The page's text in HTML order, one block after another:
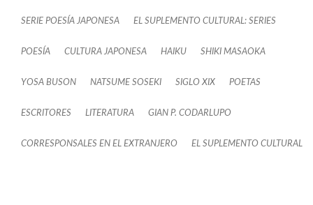
SERIE POESÍA JAPONESA EL SUPLEMENTO CULTURAL: SERIES
POESÍA CULTURA JAPONESA HAIKU SHIKI MASAOKA
YOSA BUSON NATSUME SOSEKI SIGLO XIX POETAS
ESCRITORES LITERATURA GIAN P. CODARLUPO
CORRESPONSALES EN EL EXTRANJERO EL SUPLEMENTO CULTURAL